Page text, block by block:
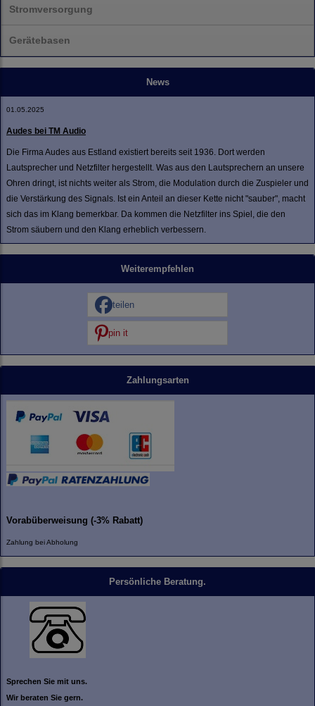
Stromversorgung
Gerätebasen
News
01.05.2025
Audes bei TM Audio
Die Firma Audes aus Estland existiert bereits seit 1936. Dort werden
Lautsprecher und Netzfilter hergestellt. Was aus den Lautsprechern an unsere
Ohren dringt, ist nichts weiter als Strom, die Modulation durch die Zuspieler und
die Verstärkung des Signals. Ist ein Anteil an dieser Kette nicht "sauber", macht
sich das im Klang bemerkbar. Da kommen die Netzfilter ins Spiel, die den
Strom säubern und den Klang erheblich verbessern.
Weiterempfehlen
teilen
pin it
Zahlungsarten
Vorabüberweisung (-3% Rabatt)
Zahlung bei Abholung
Persönliche Beratung.
Sprechen Sie mit uns.
Wir beraten Sie gern.